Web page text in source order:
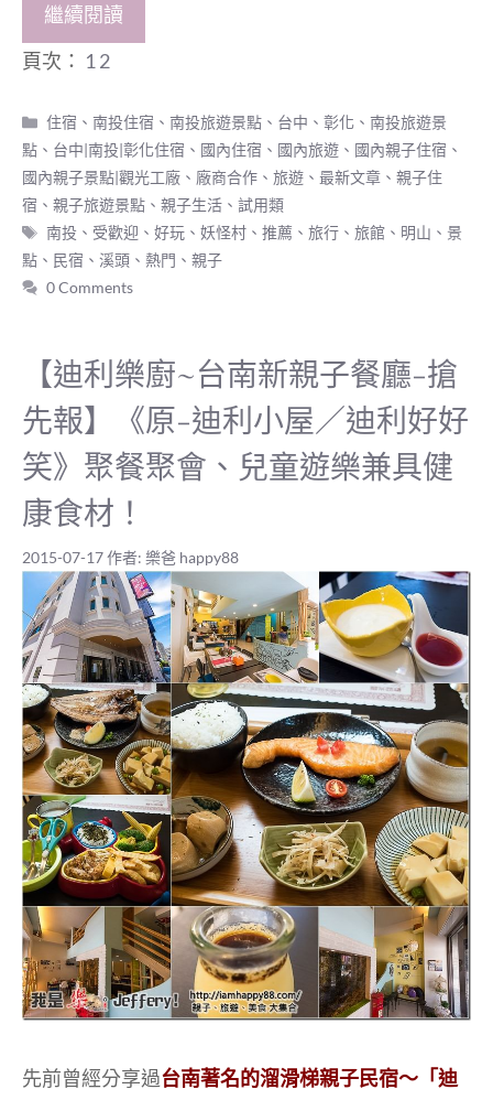
繼續閱讀
頁次： 1 2
分
類
住宿 、南投住宿 、南投旅遊景點 、 台中、彰化、南投旅遊景
點 、 台中|南投|彰化住宿 、 國內住宿 、 國內旅遊 、 國內親子住宿 、
國內親子景點|觀光工廠 、 廠商合作 、 旅遊 、 最新文章 、 親子住
宿 、 親子旅遊景點 、 親子生活 、 試用類
標
籤
南投 、 受歡迎 、好玩 、妖怪村 、推薦 、旅行 、旅館 、 明山 、 景
點 、 民宿 、 溪頭 、 熱門 、 親子
0 Comments
【迪利樂廚~台南新親子餐廳-搶
先報】《原-迪利小屋／迪利好好
笑》聚餐聚會、兒童遊樂兼具健
康食材！
2015-07-17作者: 樂爸 happy88
先前曾經分享過台南著名的溜滑梯親子民宿～「迪